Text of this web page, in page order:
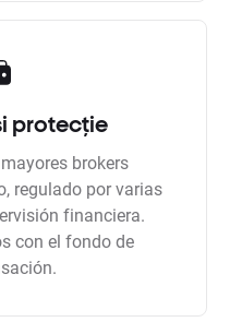
protecție
brokers
regulado por varias
financiera.
con el fondo de